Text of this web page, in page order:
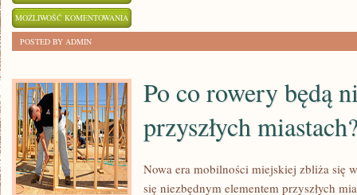
MOŻLIWOŚĆ KOMENTOWANIA
–
PRZEWODNIK
WIELKICH
ZOSTAŁA WYŁĄCZONA
POSTED BY ADMIN
Po co rowery będą
przyszłych
Nowa era mobilności miejskiej zbliża się
się niezbędnym elementem przyszłych